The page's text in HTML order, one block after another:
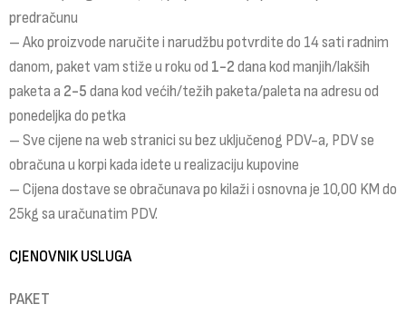
predračunu
– Ako proizvode naručite i narudžbu potvrdite do 14 sati radnim
danom, paket vam stiže u roku od 1-2 dana kod manjih/lakših
paketa a 2-5 dana kod većih/težih paketa/paleta na adresu od
ponedeljka do petka
– Sve cijene na web stranici su bez uključenog PDV-a, PDV se
obračuna u korpi kada idete u realizaciju kupovine
– Cijena dostave se obračunava po kilaži i osnovna je 10,00 KM do
25kg sa uračunatim PDV.
CJENOVNIK USLUGA
PAKET